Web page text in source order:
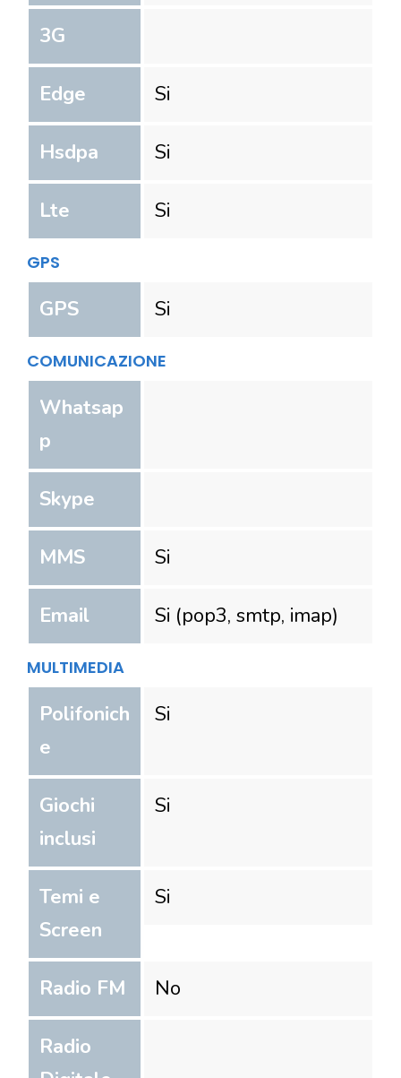
3G
Edge Si
Hsdpa Si
Lte Si
GPS
GPS Si
COMUNICAZIONE
Whatsap
p
Skype
MMS Si
Email Si (pop3, smtp, imap)
MULTIMEDIA
Polifonich
e
Si
Giochi
inclusi
Si
Temi e
Screen
Si
Radio FM No
Radio